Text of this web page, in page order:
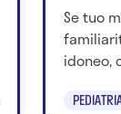
Se tuo
idoneo,